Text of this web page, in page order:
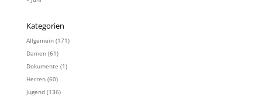
Kategorien
Allgemein(171)
Damen(61)
Dokumente (1)
Herren(60)
Jugend(136)